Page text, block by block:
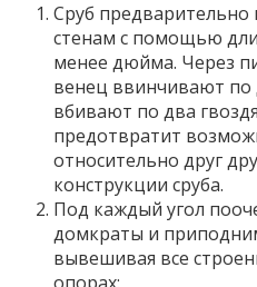
Сруб
стенам с помощью
менее дюйма. Через
венец ввинчивают по
вбивают по два
предотвратит
относительно друг
конструкции сруба.
Под каждый угол
домкраты и
вывешивая все